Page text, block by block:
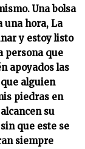
Una bolsa
una hora, La
y estoy listo
persona que
apoyados las
alguien
piedras en
su
que este se
siempre